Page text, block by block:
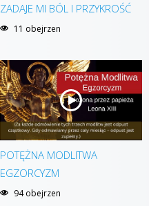
ZADAJE MI BÓL I PRZYKROŚĆ
11 obejrzen
POTĘŻNA MODLITWA
EGZORCYZM
94 obejrzen